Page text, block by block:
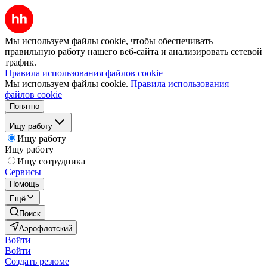
Мы используем файлы cookie, чтобы обеспечивать
правильную работу нашего веб-сайта и анализировать сетевой
трафик.
Правила использования файлов cookie
Мы используем файлы cookie. Правила использования
файлов cookie
Понятно
Ищу работу
Ищу работу
Ищу работу
Ищу сотрудника
Сервисы
Помощь
Ещё
Поиск
Аэрофлотский
Войти
Войти
Создать резюме